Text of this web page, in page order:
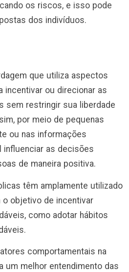
os riscos, e isso pode
dos indivíduos.
que utiliza aspectos
incentivar ou direcionar as
sem restringir sua liberdade
por meio de pequenas
ou nas informações
as decisões
de maneira positiva.
têm amplamente utilizado
objetivo de incentivar
como adotar hábitos
comportamentais na
um melhor entendimento das